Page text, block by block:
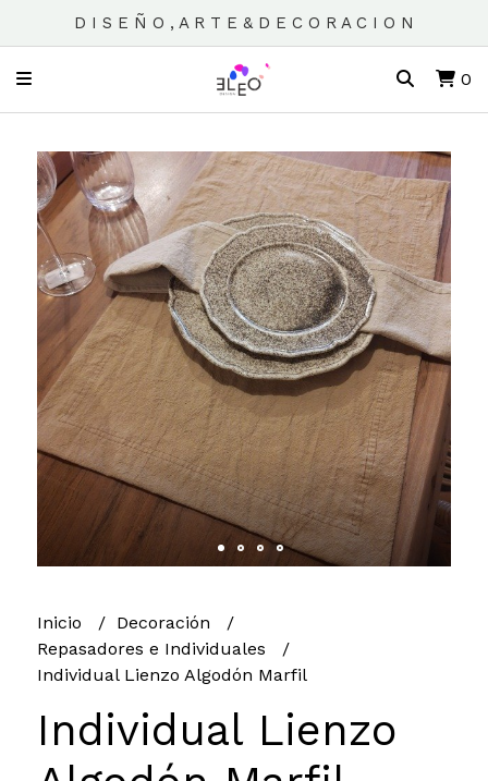
D I S E Ñ O , A R T E & D E C O R A C I O N
0
Inicio
Decoración
Repasadores e Individuales
Individual Lienzo Algodón Marfil
Individual Lienzo